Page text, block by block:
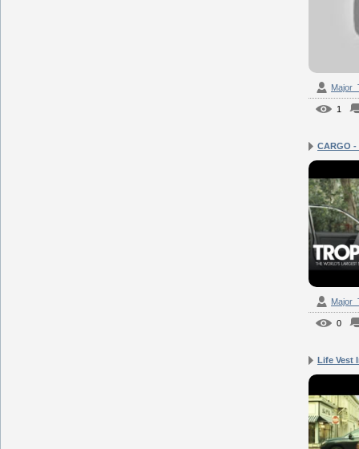
1
CARGO
0
Life Vest